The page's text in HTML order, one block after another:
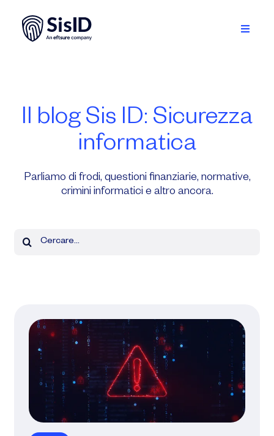
content
Toggle
Programmare una demo
Il blog Sis ID: Sicurezza
informatica
Parliamo di frodi, questioni finanziarie, normative,
crimini informatici e altro ancora.
for: